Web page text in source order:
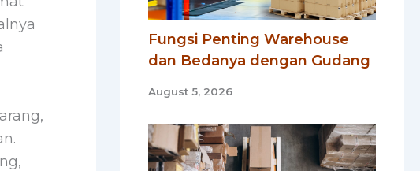
Fungsi Penting Warehouse
dan Bedanya dengan Gudang
August 5, 2026